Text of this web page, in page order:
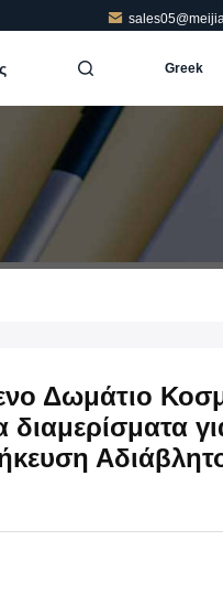
Greek
Δωμάτιο